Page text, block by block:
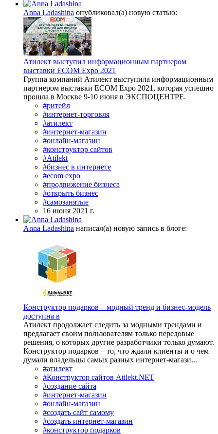
Anna Ladashina опубликовал(а) новую статью:
Атилект выступил информационным партнером
выставки ECOM Expo 2021
Группа компаний Атилект выступила информационным
партнером выставки ECOM Expo 2021, которая успешно
прошла в Москве 9-10 июня в ЭКСПОЦЕНТРЕ.
#ритейл
#интернет-торговля
#атилект
#интернет-магазин
#онлайн-магазин
#конструктор сайтов
#Atilekt
#бизнес в интернете
#ecom expo
#продвижение бизнеса
#открыть бизнес
#самозанятые
16 июня 2021 г.
Anna Ladashina написал(а) новую запись в блоге:
Конструктор подарков – модный тренд и бизнес-модель
доступна в
Атилект продолжает следить за модными трендами и
предлагает своим пользователям только передовые
решения, о которых другие разработчики только думают.
Конструктор подарков – то, что ждали клиенты и о чем
думали владельцы самых разных интернет-магази...
#атилект
#Конструктор сайтов Atilekt.NET
#создание сайта
#интернет-магазин
#онлайн-магазин
#создать сайт самому
#создать интернет-магазин
#конструктор подарков